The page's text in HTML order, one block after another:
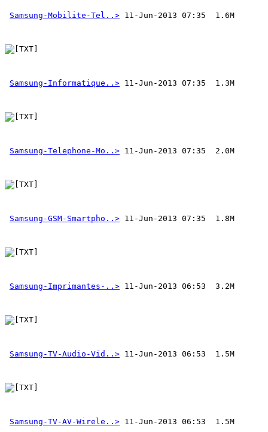
Samsung-Mobilite-Tel..>
Samsung-Informatique..>
Samsung-Telephone-Mo..>
Samsung-GSM-Smartpho..>
Samsung-Imprimantes-..>
Samsung-TV-Audio-Vid..>
Samsung-TV-AV-Wirele..> 11-Jun-2013 06:53  1.5M